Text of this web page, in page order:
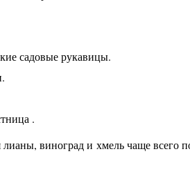
садовые рукавицы.
.
виноград и хмель чаще всего